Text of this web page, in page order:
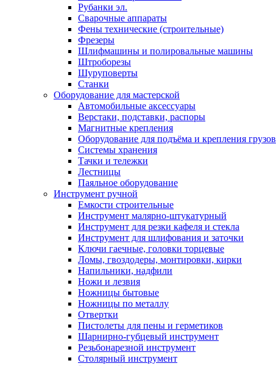
Рубанки эл.
Сварочные аппараты
Фены технические (строительные)
Фрезеры
Шлифмашины и полировальные машины
Штроборезы
Шуруповерты
Станки
Оборудование для мастерской
Автомобильные аксессуары
Верстаки, подставки, распоры
Магнитные крепления
Оборудование для подъёма и крепления грузов
Системы хранения
Тачки и тележки
Лестницы
Паяльное оборудование
Инструмент ручной
Емкости строительные
Инструмент малярно-штукатурный
Инструмент для резки кафеля и стекла
Инструмент для шлифования и заточки
Ключи гаечные, головки торцевые
Ломы, гвоздодеры, монтировки, кирки
Напильники, надфили
Ножи и лезвия
Ножницы бытовые
Ножницы по металлу
Отвертки
Пистолеты для пены и герметиков
Шарнирно-губцевый инструмент
Резьбонарезной инструмент
Столярный инструмент